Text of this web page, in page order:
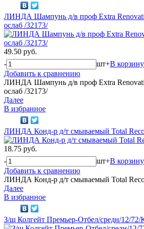
ЛИНДА Шампунь д/в проф Extra
ослаб /32173/
49.50 руб.
-
шт+В корзину
Добавить к сравнению
ЛИНДА Шампунь д/в проф Extra
ослаб /32173/
Далее
В избранное
ЛИНДА Конд-р д/т смываемый Total
18.75 руб.
-
шт+В корзину
Добавить к сравнению
ЛИНДА Конд-р д/т смываемый Total
Далее
В избранное
З/щ Колгейт Премьер-Отбел/средн/12/